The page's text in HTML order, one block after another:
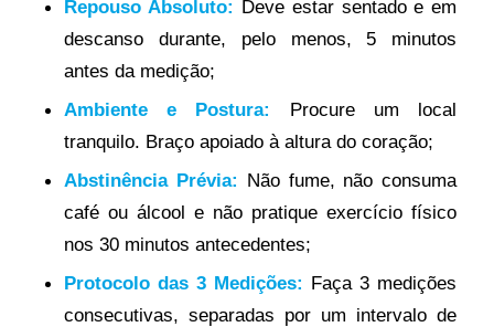
Repouso Absoluto: Deve estar sentado e em
descanso durante, pelo menos, 5 minutos
antes da medição;
Ambiente e Postura:
Procure um local
tranquilo. Braço apoiado à altura do coração;
Abstinência Prévia: Não fume, não consuma
café ou álcool e não pratique exercício físico
nos 30 minutos antecedentes;
Protocolo das 3 Medições: Faça 3 medições
consecutivas, separadas por um intervalo de